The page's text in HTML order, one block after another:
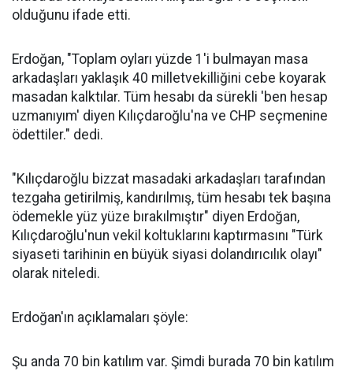
olduğunu ifade etti.
Erdoğan, "Toplam oyları yüzde 1'i bulmayan masa
arkadaşları yaklaşık 40 milletvekilliğini cebe koyarak
masadan kalktılar. Tüm hesabı da sürekli 'ben hesap
uzmanıyım' diyen Kılıçdaroğlu'na ve CHP seçmenine
ödettiler." dedi.
"Kılıçdaroğlu bizzat masadaki arkadaşları tarafından
tezgaha getirilmiş, kandırılmış, tüm hesabı tek başına
ödemekle yüz yüze bırakılmıştır" diyen Erdoğan,
Kılıçdaroğlu'nun vekil koltuklarını kaptırmasını "Türk
siyaseti tarihinin en büyük siyasi dolandırıcılık olayı"
olarak niteledi.
Erdoğan'ın açıklamaları şöyle:
Şu anda 70 bin katılım var. Şimdi burada 70 bin katılım